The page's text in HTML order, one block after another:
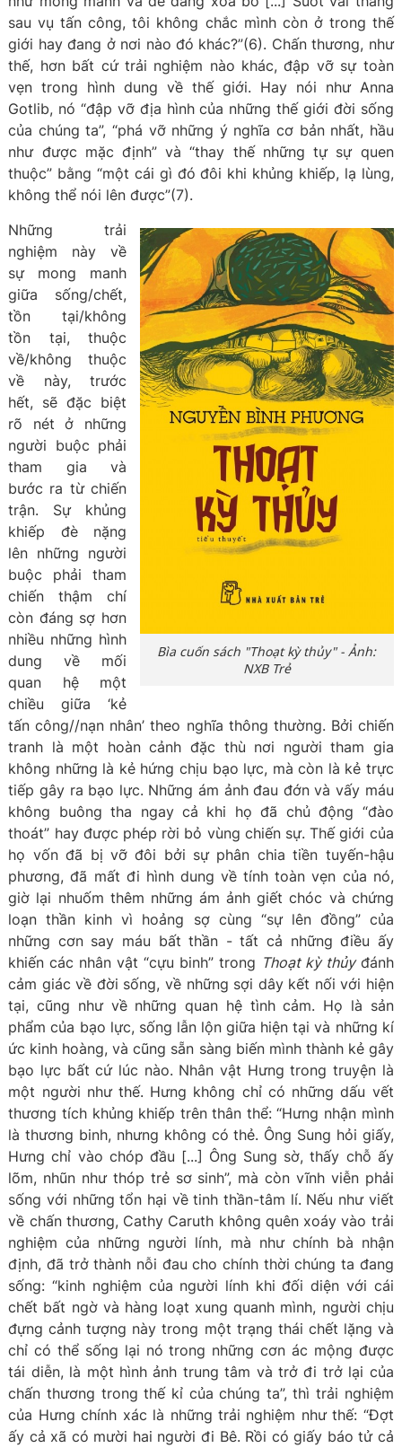
sau vụ tấn công, tôi không chắc mình còn ở trong thế
giới hay đang ở nơi nào đó khác?”(6). Chấn thương, như
thế, hơn bất cứ trải nghiệm nào khác, đập vỡ sự toàn
vẹn trong hình dung về thế giới. Hay nói như Anna
Gotlib, nó “đập vỡ địa hình của những thế giới đời sống
của chúng ta”, “phá vỡ những ý nghĩa cơ bản nhất, hầu
như được mặc định” và “thay thế những tự sự quen
thuộc” bằng “một cái gì đó đôi khi khủng khiếp, lạ lùng,
không thể nói lên được”(7).
Bìa cuốn sách "Thoạt kỳ thủy" - Ảnh:
NXB Trẻ
Những trải
nghiệm này về
sự mong manh
giữa sống/chết,
tồn tại/không
tồn tại, thuộc
về/không thuộc
về này, trước
hết, sẽ đặc biệt
rõ nét ở những
người buộc phải
tham gia và
bước ra từ chiến
trận. Sự khủng
khiếp đè nặng
lên những người
buộc phải tham
chiến thậm chí
còn đáng sợ hơn
nhiều những hình
dung về mối
quan hệ một
chiều giữa ‘kẻ
tấn công//nạn nhân’ theo nghĩa thông thường. Bởi chiến
tranh là một hoàn cảnh đặc thù nơi người tham gia
không những là kẻ hứng chịu bạo lực, mà còn là kẻ trực
tiếp gây ra bạo lực. Những ám ảnh đau đớn và vấy máu
không buông tha ngay cả khi họ đã chủ động “đào
thoát” hay được phép rời bỏ vùng chiến sự. Thế giới của
họ vốn đã bị vỡ đôi bởi sự phân chia tiền tuyến-hậu
phương, đã mất đi hình dung về tính toàn vẹn của nó,
giờ lại nhuốm thêm những ám ảnh giết chóc và chứng
loạn thần kinh vì hoảng sợ cùng “sự lên đồng” của
những cơn say máu bất thần - tất cả những điều ấy
khiến các nhân vật “cựu binh” trong Thoạt kỳ thủyđánh
cảm giác về đời sống, về những sợi dây kết nối với hiện
tại, cũng như về những quan hệ tình cảm. Họ là sản
phẩm của bạo lực, sống lẫn lộn giữa hiện tại và những kí
ức kinh hoàng, và cũng sẵn sàng biến mình thành kẻ gây
bạo lực bất cứ lúc nào. Nhân vật Hưng trong truyện là
một người như thế. Hưng không chỉ có những dấu vết
thương tích khủng khiếp trên thân thể: “Hưng nhận mình
là thương binh, nhưng không có thẻ. Ông Sung hỏi giấy,
Hưng chỉ vào chóp đầu [...] Ông Sung sờ, thấy chỗ ấy
lõm, nhũn như thóp trẻ sơ sinh”, mà còn vĩnh viễn phải
sống với những tổn hại về tinh thần-tâm lí. Nếu như viết
về chấn thương, Cathy Caruth không quên xoáy vào trải
nghiệm của những người lính, mà như chính bà nhận
định, đã trở thành nỗi đau cho chính thời chúng ta đang
sống: “kinh nghiệm của người lính khi đối diện với cái
chết bất ngờ và hàng loạt xung quanh mình, người chịu
đựng cảnh tượng này trong một trạng thái chết lặng và
chỉ có thể sống lại nó trong những cơn ác mộng được
tái diễn, là một hình ảnh trung tâm và trở đi trở lại của
chấn thương trong thế kỉ của chúng ta”, thì trải nghiệm
của Hưng chính xác là những trải nghiệm như thế: “Đợt
ấy cả xã có mười hai người đi Bê. Rồi có giấy báo tử cả